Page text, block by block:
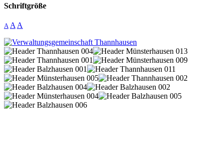
Schriftgröße
A A A